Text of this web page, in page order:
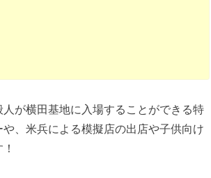
が横田基地に入場することができる特
、米兵による模擬店の出店や子供向け